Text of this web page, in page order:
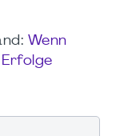
Wenn
Erfolge